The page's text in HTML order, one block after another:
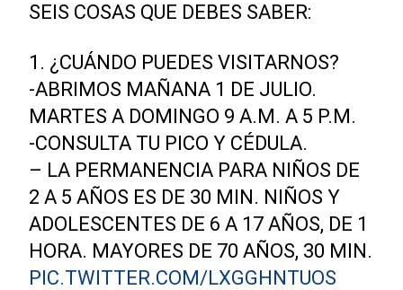
SEIS COSAS QUE DEBES SABER:
1. ¿CUÁNDO PUEDES VISITARNOS?
-ABRIMOS MAÑANA 1 DE JULIO.
MARTES A DOMINGO 9 A.M. A 5 P.M.
-CONSULTA TU PICO Y CÉDULA.
– LA PERMANENCIA PARA NIÑOS DE
2 A 5 AÑOS ES DE 30 MIN. NIÑOS Y
ADOLESCENTES DE 6 A 17 AÑOS, DE 1
HORA. MAYORES DE 70 AÑOS, 30 MIN.
PIC.TWITTER.COM/LXGGHNTUOS